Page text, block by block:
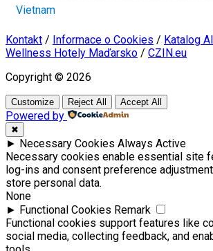
Vietnam
Kontakt / Informace o Cookies / Katalog
Wellness Hotely Maďarsko / CZIN.eu
Copyright © 2026
Customize Reject All Accept All
Powered by
✖
► Necessary Cookies Always Active
Necessary cookies enable essential site
log-ins and consent preference
store personal data.
None
► Functional Cookies Remark
Functional cookies support features like
social media, collecting feedback, and